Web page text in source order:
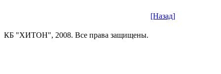
[Назад]
КБ "ХИТОН", 2008. Все права защищены.